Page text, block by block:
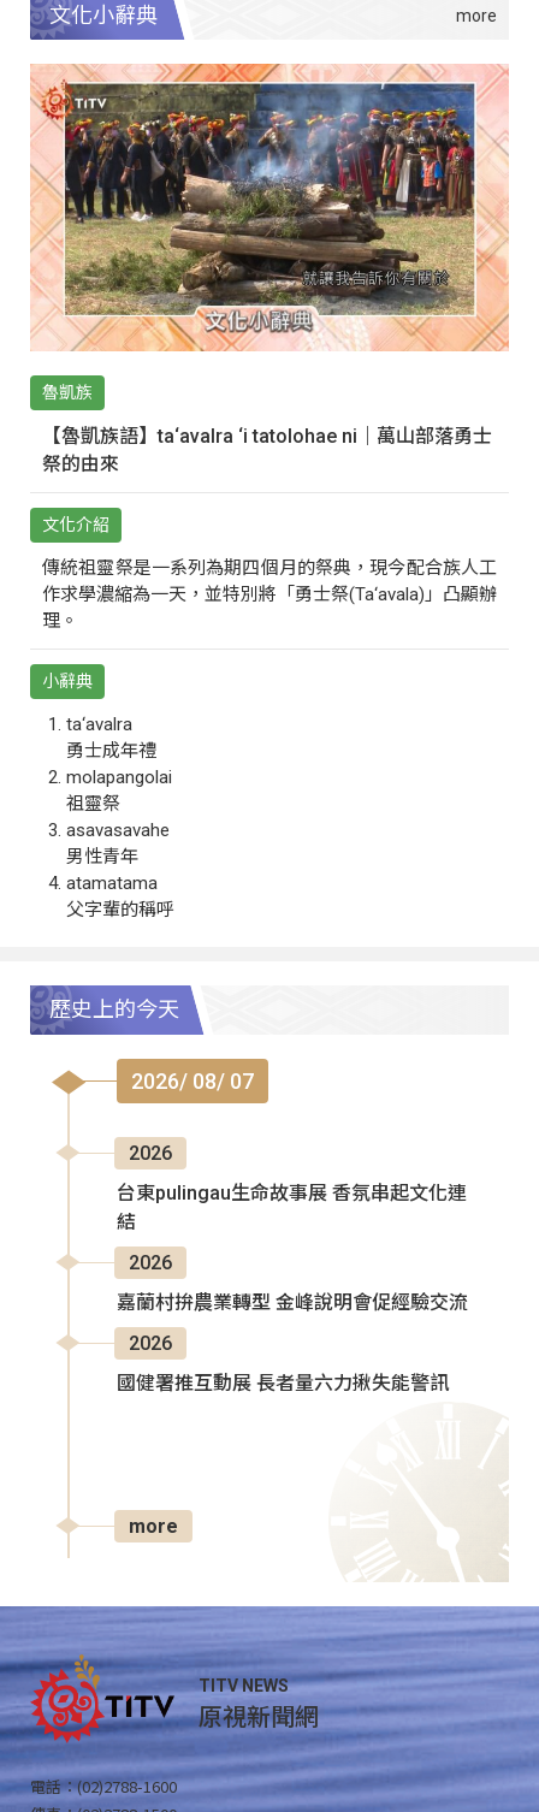
文化小辭典
魯凱族
【魯凱族語】ta‘avalra ‘i tatolohae ni｜萬山部落勇士
祭的由來
文化介紹
傳統祖靈祭是一系列為期四個月的祭典，現今配合族人工
作求學濃縮為一天，並特別將「勇士祭(Ta‘avala)」凸顯辦
理。
小辭典
ta‘avalra
勇士成年禮
molapangolai
祖靈祭
asavasavahe
男性青年
atamatama
父字輩的稱呼
歷史上的今天
2026/ 08/ 07
2026
台東pulingau生命故事展 香氛串起文化連
結
2026
嘉蘭村拚農業轉型 金峰說明會促經驗交流
2026
國健署推互動展 長者量六力揪失能警訊
more
TITV NEWS
原視新聞網
電話：(02)2788-1600